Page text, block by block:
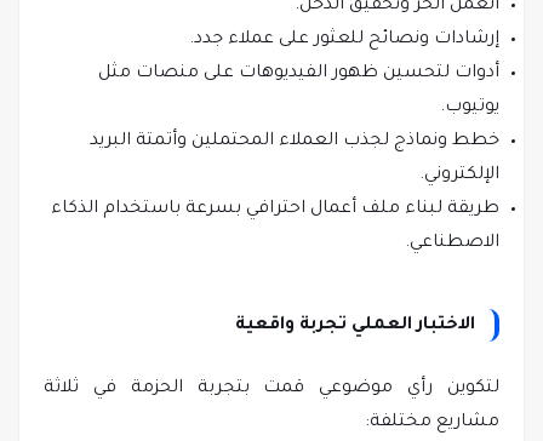
العمل الحر وتحقيق الدخل.
إرشادات ونصائح للعثور على عملاء جدد.
أدوات لتحسين ظهور الفيديوهات على منصات مثل
يوتيوب.
خطط ونماذج لجذب العملاء المحتملين وأتمتة البريد
الإلكتروني.
طريقة لبناء ملف أعمال احترافي بسرعة باستخدام الذكاء
الاصطناعي.
الاختبار العملي تجربة واقعية
لتكوين رأي موضوعي قمت بتجربة الحزمة في ثلاثة
مشاريع مختلفة: